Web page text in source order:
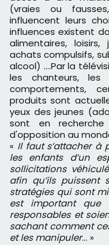
(vraies ou
influencent leurs
influences existent
alimentaires,
achats compulsifs,
alcool) ….Par la
les chanteurs, les
comportements,
produits sont
yeux des jeunes
sont en recherche
d'opposition au
« Il faut s’attacher à
les enfants d’un
sollicitations
afin qu’ils puissent
stratégies qui sont
est important que
responsables et
sachant comment
et les manipuler… »